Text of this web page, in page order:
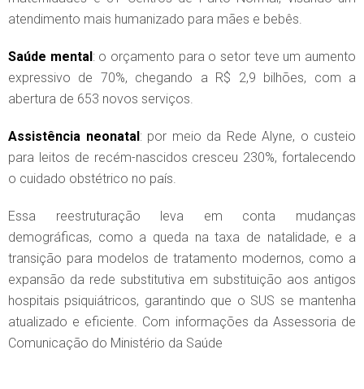
atendimento mais humanizado para mães e bebês.
Saúde mental : o orçamento para o setor teve um aumento
expressivo de 70%, chegando a R$ 2,9 bilhões, com a
abertura de 653 novos serviços.
Assistência neonatal : por meio da Rede Alyne, o custeio
para leitos de recém-nascidos cresceu 230%, fortalecendo
o cuidado obstétrico no país.
Essa reestruturação leva em conta mudanças
demográficas, como a queda na taxa de natalidade, e a
transição para modelos de tratamento modernos, como a
expansão da rede substitutiva em substituição aos antigos
hospitais psiquiátricos, garantindo que o SUS se mantenha
atualizado e eficiente. Com informações da Assessoria de
Comunicação do Ministério da Saúde